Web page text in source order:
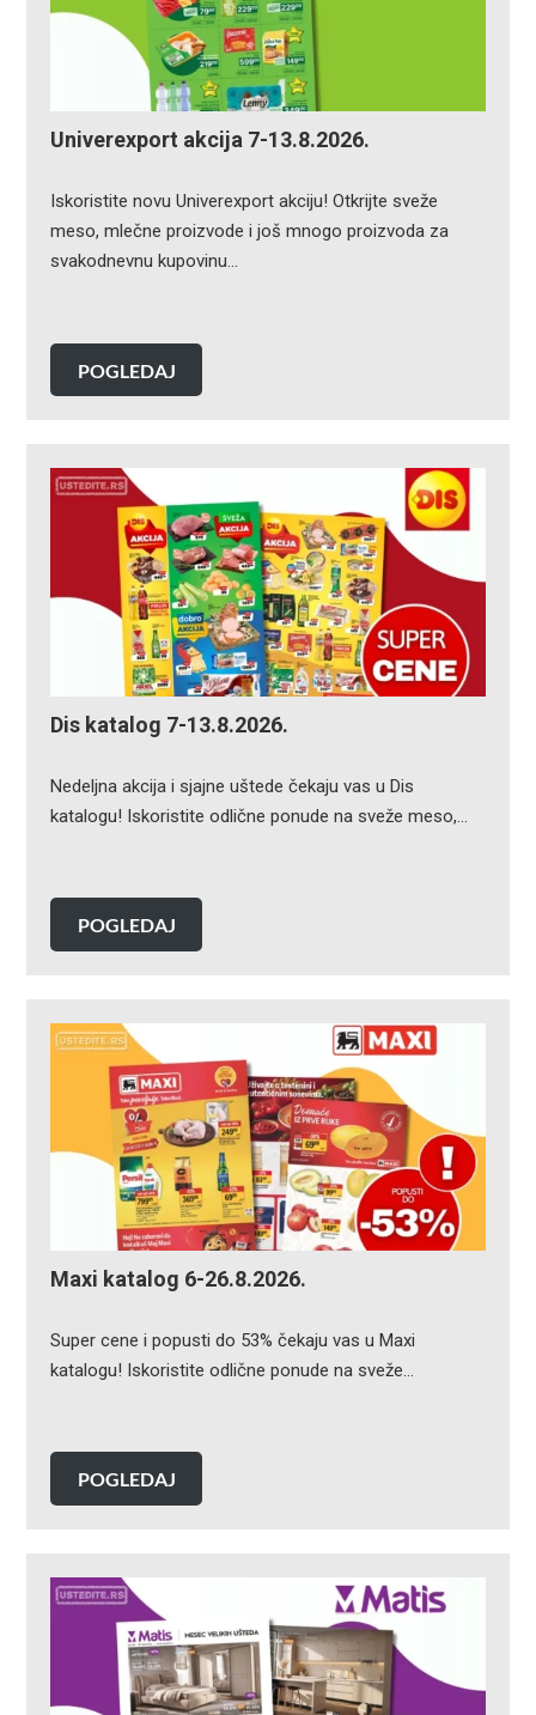
Univerexport akcija 7-13.8.2026.
Iskoristite novu Univerexport akciju! Otkrijte sveže
meso, mlečne proizvode i još mnogo proizvoda za
svakodnevnu kupovinu…
POGLEDAJ
Dis katalog 7-13.8.2026.
Nedeljna akcija i sjajne uštede čekaju vas u Dis
katalogu! Iskoristite odlične ponude na sveže meso,…
POGLEDAJ
Maxi katalog 6-26.8.2026.
Super cene i popusti do 53% čekaju vas u Maxi
katalogu! Iskoristite odlične ponude na sveže…
POGLEDAJ